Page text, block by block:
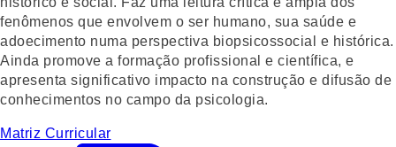
fenômenos que envolvem o ser humano, sua saúde e
adoecimento numa perspectiva biopsicossocial e histórica.
Ainda promove a formação profissional e científica, e
apresenta significativo impacto na construção e difusão de
conhecimentos no campo da psicologia.
Matriz Curricular